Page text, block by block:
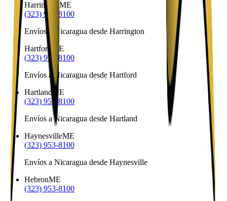
HarringtonME
(323) 953-8100
Envíos a Nicaragua desde Harrington
Hartford ME
(323) 953-8100
Envíos a Nicaragua desde Hartford
Hartland
ME
(323) 953-8100
Envíos a Nicaragua desde Hartland
HaynesvilleME
(323) 953-8100
Envíos a Nicaragua desde Haynesville
HebronME
(323) 953-8100